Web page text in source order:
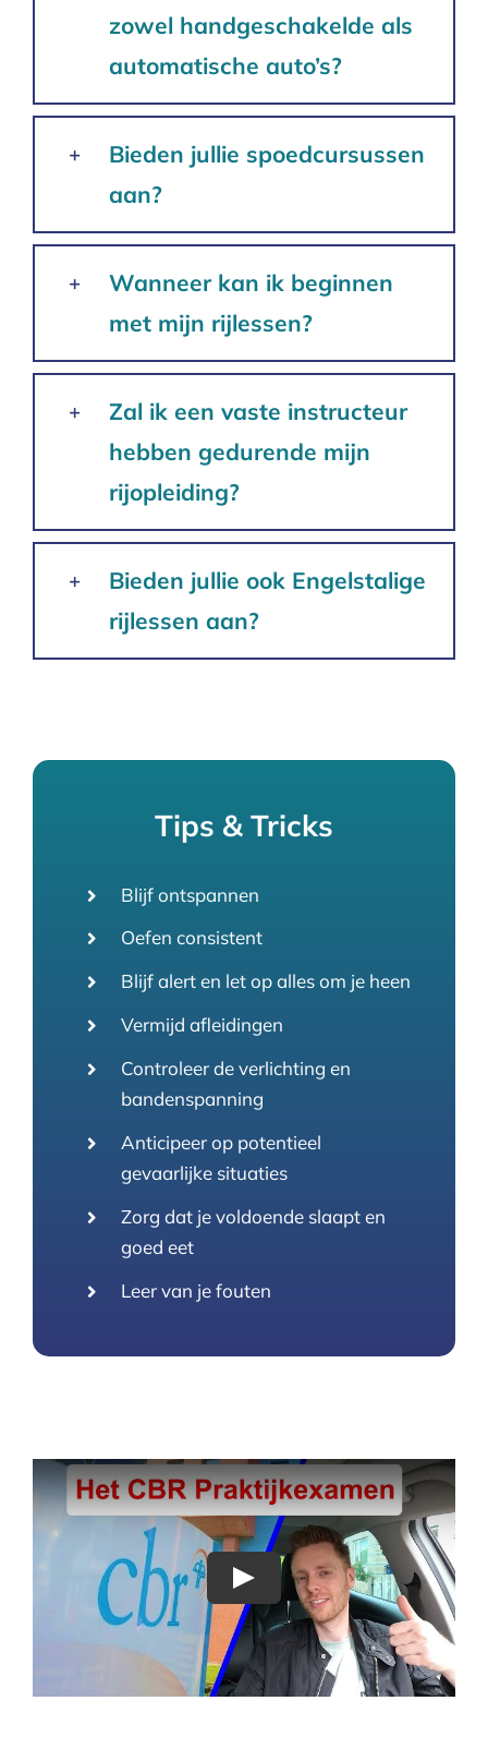
zowel handgeschakelde als
automatische auto’s?
Bieden jullie spoedcursussen
aan?
Wanneer kan ik beginnen
met mijn rijlessen?
Zal ik een vaste instructeur
hebben gedurende mijn
rijopleiding?
Bieden jullie ook Engelstalige
rijlessen aan?
Tips & Tricks
Blijf ontspannen
Oefen consistent
Blijf alert en let op alles om je heen
Vermijd afleidingen
Controleer de verlichting en
bandenspanning
Anticipeer op potentieel
gevaarlijke situaties
Zorg dat je voldoende slaapt en
goed eet
Leer van je fouten